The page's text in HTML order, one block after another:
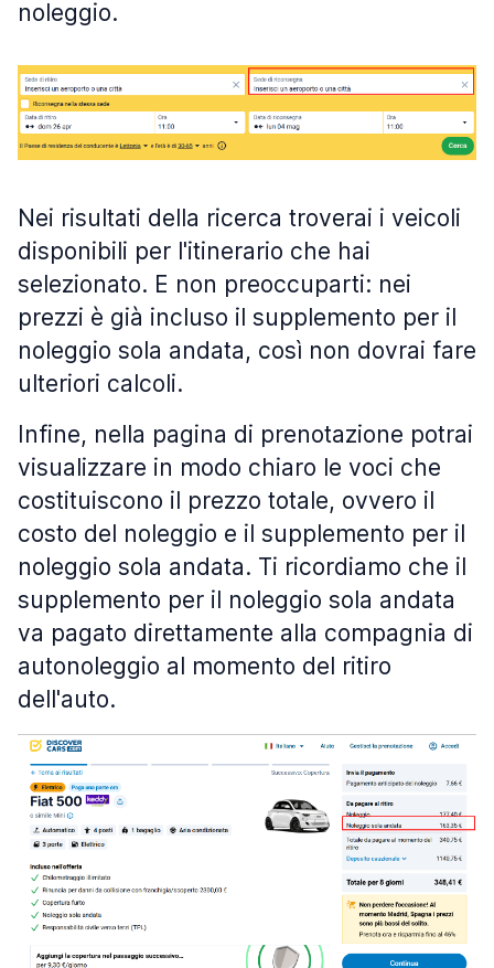
noleggio.
Nei risultati della ricerca troverai i veicoli
disponibili per l'itinerario che hai
selezionato. E non preoccuparti: nei
prezzi è già incluso il supplemento per il
noleggio sola andata, così non dovrai fare
ulteriori calcoli.
Infine, nella pagina di prenotazione potrai
visualizzare in modo chiaro le voci che
costituiscono il prezzo totale, ovvero il
costo del noleggio e il supplemento per il
noleggio sola andata. Ti ricordiamo che il
supplemento per il noleggio sola andata
va pagato direttamente alla compagnia di
autonoleggio al momento del ritiro
dell'auto.